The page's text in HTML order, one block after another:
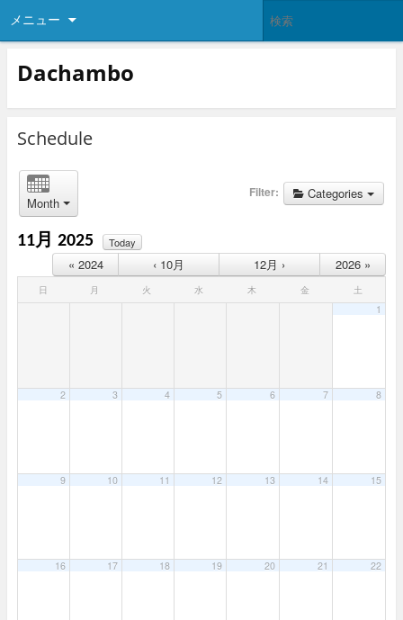
メニュー
Dachambo
Schedule
Month
Filter: Categories
11月 2025 Today
« 2024 ‹ 10月 12月 › 2026 »
日 月 火 水 木 金 土
1
2 3 4 5 6 7 8
9 10 11 12 13 14 15
16 17 18 19 20 21 22